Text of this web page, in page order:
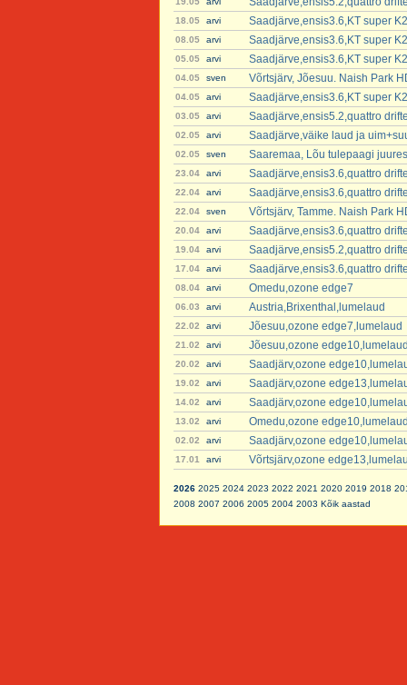
18.05 arvi Saadjärve,ensis3.6,KT super
08.05 arvi Saadjärve,ensis3.6,KT super
05.05 arvi Saadjärve,ensis3.6,KT super
04.05 sven Võrtsjärv, Jõesuu. Naish Park
04.05 arvi Saadjärve,ensis3.6,KT super
03.05 arvi Saadjärve,ensis5.2,quattro
02.05 arvi Saadjärve,väike laud ja
02.05 sven Saaremaa, Lõu tulepaagi
23.04 arvi Saadjärve,ensis3.6,quattro
22.04 arvi Saadjärve,ensis3.6,quattro
22.04 sven Võrtsjärv, Tamme. Naish Park
20.04 arvi Saadjärve,ensis3.6,quattro
19.04 arvi Saadjärve,ensis5.2,quattro
17.04 arvi Saadjärve,ensis3.6,quattro
08.04 arvi Omedu,ozone edge7
06.03 arvi Austria,Brixenthal,lumelaud
22.02 arvi Jõesuu,ozone edge7,lumelaud
21.02 arvi Jõesuu,ozone
20.02 arvi Saadjärv,ozone
19.02 arvi Saadjärv,ozone
14.02 arvi Saadjärv,ozone
13.02 arvi Omedu,ozone
02.02 arvi Saadjärv,ozone
17.01 arvi Võrtsjärv,ozone
2026 2025 2024 2023 2022 2021 2020 2019 2018
2008 2007 2006 2005 2004 2003 Kõik aastad